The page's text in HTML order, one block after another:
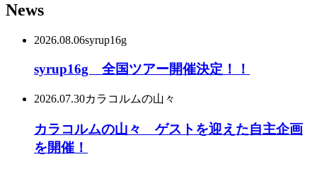
News
2026.08.06syrup16g
syrup16g 全国ツアー開催決定！！
2026.07.30カラコルムの山々
カラコルムの山々 ゲストを迎えた自主企画
を開催！